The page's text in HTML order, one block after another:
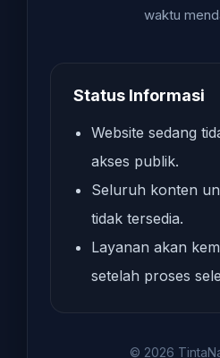
waktu
Status Informasi
Website sedang
akses publik.
Seluruh konten
tidak tersedia.
Layanan akan
setelah proses
© 2026